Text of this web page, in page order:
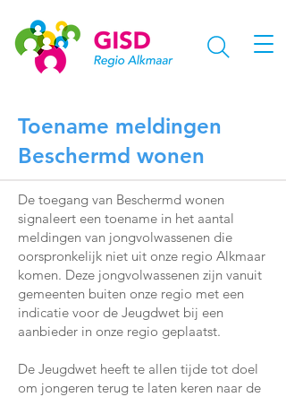
Toename meldingen
Beschermd wonen
De toegang van Beschermd wonen
signaleert een toename in het aantal
meldingen van jongvolwassenen die
oorspronkelijk niet uit onze regio Alkmaar
komen. Deze jongvolwassenen zijn vanuit
gemeenten buiten onze regio met een
indicatie voor de Jeugdwet bij een
aanbieder in onze regio geplaatst.
De Jeugdwet heeft te allen tijde tot doel
om jongeren terug te laten keren naar de